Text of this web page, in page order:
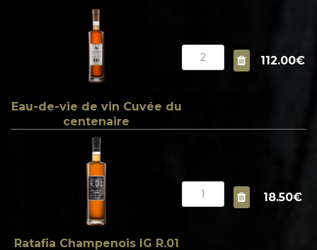
Eau-de-vie de vin Cuvée du
centenaire
112.00€
Ratafia Champenois IG R.01
18.50€